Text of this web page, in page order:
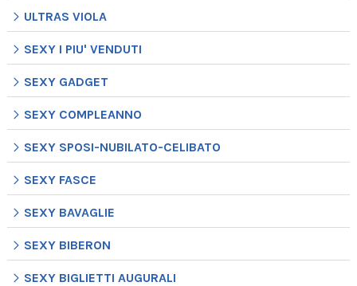
ULTRAS VIOLA
SEXY I PIU' VENDUTI
SEXY GADGET
SEXY COMPLEANNO
SEXY SPOSI-NUBILATO-CELIBATO
SEXY FASCE
SEXY BAVAGLIE
SEXY BIBERON
SEXY BIGLIETTI AUGURALI